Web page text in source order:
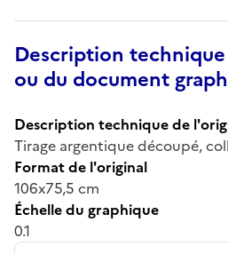
Description
ou du document
Description technique de
Tirage argentique découpé,
Format de l'original
106x75,5 cm
Échelle du graphique
0.1